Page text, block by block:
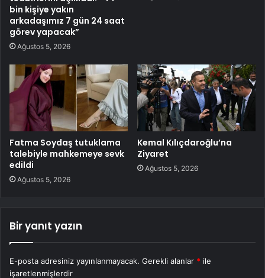
bin kişiye yakın
arkadaşımız 7 gün 24 saat
görev yapacak”
Ağustos 5, 2026
Fatma Soydaş tutuklama
talebiyle mahkemeye sevk
edildi
Ağustos 5, 2026
Kemal Kılıçdaroğlu’na
Ziyaret
Ağustos 5, 2026
Bir yanıt yazın
E-posta adresiniz yayınlanmayacak. Gerekli alanlar * ile
işaretlenmişlerdir